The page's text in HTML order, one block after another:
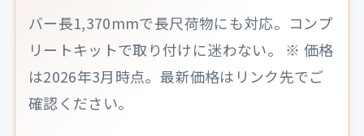
バー長1,370mmで長尺荷物にも対応。コンプ
リートキットで取り付けに迷わない。 ※ 価格
は2026年3月時点。最新価格はリンク先でご
確認ください。